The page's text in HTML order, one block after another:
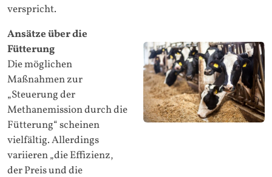
verspricht.
Ansätze über die
Fütterung
Die möglichen
Maßnahmen zur
„Steuerung der
Methanemission durch die
Fütterung“ scheinen
vielfältig. Allerdings
variieren „die Effizienz,
der Preis und die